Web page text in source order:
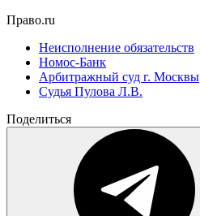
Право.ru
Неисполнение обязательств
Номос-Банк
Арбитражный суд г. Москвы
Cудья Пулова Л.В.
Поделиться